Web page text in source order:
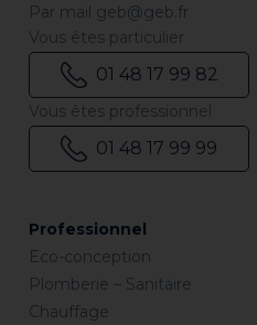
Professionnel
Eco-conception
Plomberie – Sanitaire
Chauffage
Par mail geb@geb.fr
Vous êtes particulier
01 48 17 99 82
Vous êtes professionnel
01 48 17 99 99